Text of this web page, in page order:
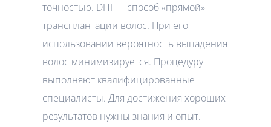
точностью. DHI — способ «прямой»
трансплантации волос. При его
использовании вероятность выпадения
волос минимизируется. Процедуру
выполняют квалифицированные
специалисты. Для достижения хороших
результатов нужны знания и опыт.